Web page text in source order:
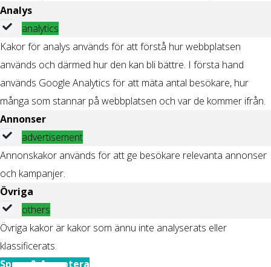
Analys
analytics
Kakor för analys används för att förstå hur webbplatsen
används och därmed hur den kan bli bättre. I första hand
används Google Analytics för att mäta antal besökare, hur
många som stannar på webbplatsen och var de kommer ifrån.
Annonser
advertisement
Annonskakor används för att ge besökare relevanta annonser
och kampanjer.
Övriga
others
Övriga kakor är kakor som ännu inte analyserats eller
klassificerats.
Spara & Acceptera